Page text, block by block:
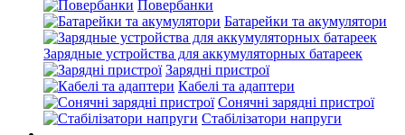
Повербанки
Батарейки та акумулятори
Зарядные устройства для аккумуляторных батареек
Зарядні пристрої
Кабелі та адаптери
Сонячні зарядні пристрої
Стабілізатори напруги